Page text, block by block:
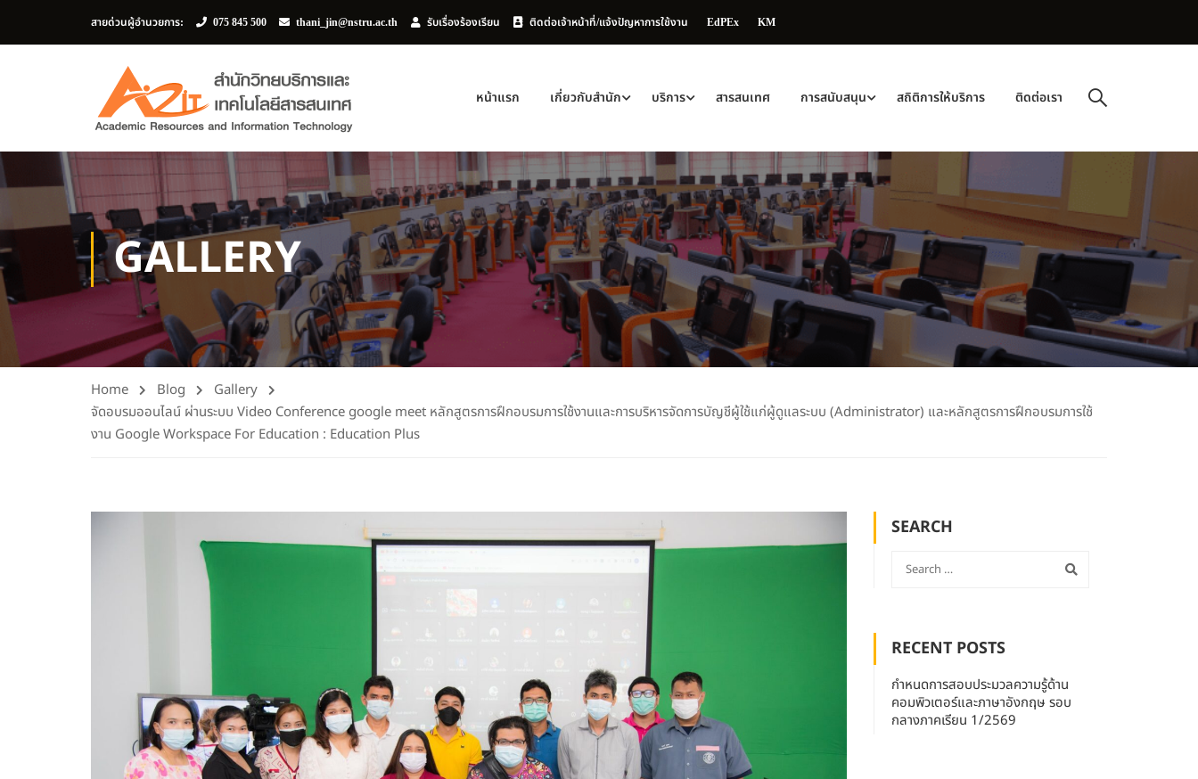
สายด่วนผู้อำนวยการ: 075 845 500 thani_jin@nstru.ac.th รับเรื่องร้องเรียน ติดต่อเจ้าหน้าที่/แจ้งปัญหาการใช้งาน EdPEx KM
หน้าแรก เกี่ยวกับสำนัก บริการ สารสนเทศ การสนับสนุน สถิติการให้บริการ ติดต่อเรา
GALLERY
Home Blog
Gallery
จัดอบรมออนไลน์ ผ่านระบบ Video Conference google meet หลักสูตรการฝึกอบรมการใช้งานและการบริหารจัดการบัญชีผู้ใช้แก่ผู้ดูแลระบบ (Administrator) และหลักสูตรการฝึกอบรมการใช้
งาน Google Workspace For Education : Education Plus
SEARCH
RECENT POSTS
กำหนดการสอบประมวลความรู้ด้าน
คอมพิวเตอร์และภาษาอังกฤษ รอบ
กลางภาคเรียน 1/2569